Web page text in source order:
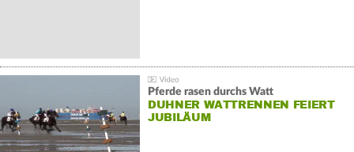
Pferde rasen durchs Watt
DUHNER WATTRENNEN FEIERT
JUBILÄUM